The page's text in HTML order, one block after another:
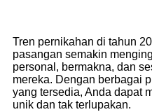
Tren pernikahan di tahun
pasangan semakin
personal, bermakna, dan
mereka. Dengan berbagai
yang tersedia, Anda dapat
unik dan tak terlupakan.